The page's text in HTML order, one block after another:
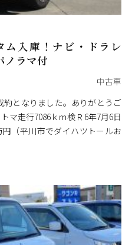
ム入庫！ナビ・ドラレ
ノラマ付
中古車
となりました。ありがとうご
マ走行7086ｋｍ検Ｒ6年7月6日
（平川市でダイハツトールお